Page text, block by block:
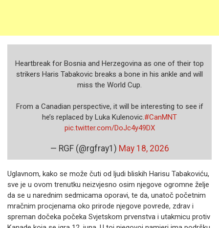
Heartbreak for Bosnia and Herzegovina as one of their top
strikers Haris Tabakovic breaks a bone in his ankle and will
miss the World Cup.
From a Canadian perspective, it will be interesting to see if
he’s replaced by Luka Kulenovic.#CanMNT
pic.twitter.com/DoJc4y49DX
— RGF (@rgfray1) May 18, 2026
Uglavnom, kako se može čuti od ljudi bliskih Harisu Tabakoviću,
sve je u ovom trenutku neizvjesno osim njegove ogromne želje
da se u narednim sedmicama oporavi, te da, unatoč početnim
mračnim procjenama oko prirode njegove povrede, zdrav i
spreman dočeka počeka Svjetskom prvenstva i utakmicu protiv